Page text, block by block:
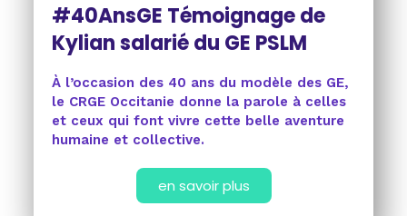
#40AnsGE Témoignage de
Kylian salarié du GE PSLM
À l’occasion des 40 ans du modèle des GE,
le CRGE Occitanie donne la parole à celles
et ceux qui font vivre cette belle aventure
humaine et collective.
en savoir plus